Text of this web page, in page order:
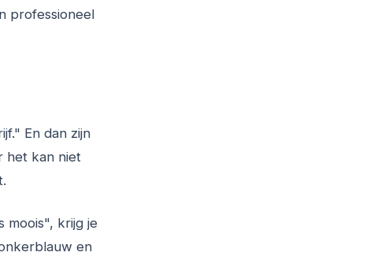
professioneel
En dan zijn
het kan niet
moois", krijg je
en